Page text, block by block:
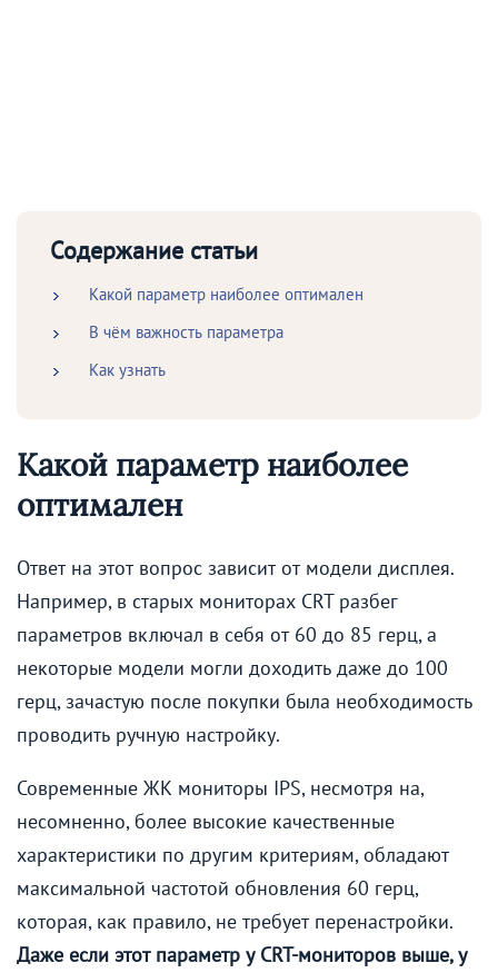
Содержание статьи
Какой параметр наиболее оптимален
В чём важность параметра
Как узнать
Какой параметр наиболее
оптимален
Ответ на этот вопрос зависит от модели дисплея.
Например, в старых мониторах CRT разбег
параметров включал в себя от 60 до 85 герц, а
некоторые модели могли доходить даже до 100
герц, зачастую после покупки была необходимость
проводить ручную настройку.
Современные ЖК мониторы IPS, несмотря на,
несомненно, более высокие качественные
характеристики по другим критериям, обладают
максимальной частотой обновления 60 герц,
которая, как правило, не требует перенастройки.
Даже если этот параметр у CRT-мониторов выше, у